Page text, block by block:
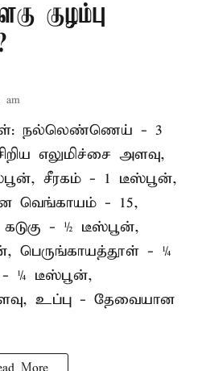
குழம்பு
am
நல்லெண்ணெய் - 3
எலுமிச்சை அளவு,
சீரகம் - 1 டீஸ்பூன்,
வெங்காயம் - 15,
- ½ டீஸ்பூன்,
பெருங்காயத்தூள் - ¼
¼ டீஸ்பூன்,
உப்பு - தேவையான